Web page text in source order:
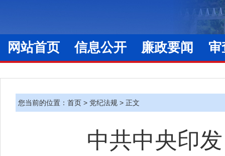
网站首页 信息公开 廉政要闻 审
您当前的位置： 首页 > 党纪法规 > 正文
中共中央印